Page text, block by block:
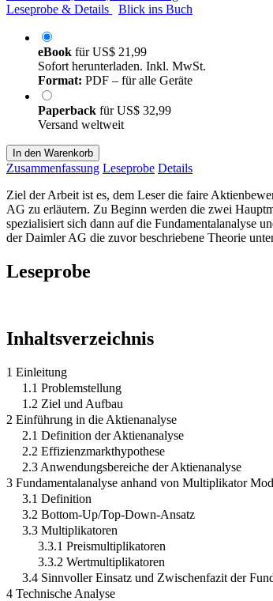
Leseprobe & Details
Blick ins Buch
eBook fürUS$ 21,99
Sofort herunterladen. Inkl. MwSt.
Format: PDF – für alle Geräte
Paperback fürUS$ 32,99
Versand weltweit
In den Warenkorb
Zusammenfassung Leseprobe Details
Ziel der Arbeit ist es, dem Leser die faire
AG zu erläutern. Zu Beginn werden die zwei
spezialisiert sich dann auf die Fundamentalanalyse
der Daimler AG die zuvor beschriebene Theorie
Leseprobe
Inhaltsverzeichnis
1 Einleitung
1.1 Problemstellung
1.2 Ziel und Aufbau
2 Einführung in die Aktienanalyse
2.1 Definition der Aktienanalyse
2.2 Effizienzmarkthypothese
2.3 Anwendungsbereiche der Aktienanalyse
3 Fundamentalanalyse anhand von Multiplikator
3.1 Definition
3.2 Bottom-Up/Top-Down-Ansatz
3.3 Multiplikatoren
3.3.1 Preismultiplikatoren
3.3.2 Wertmultiplikatoren
3.4 Sinnvoller Einsatz und Zwischenfazit der
4 Technische Analyse